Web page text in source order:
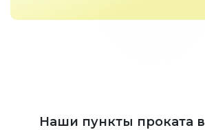
Наши пункты проката в